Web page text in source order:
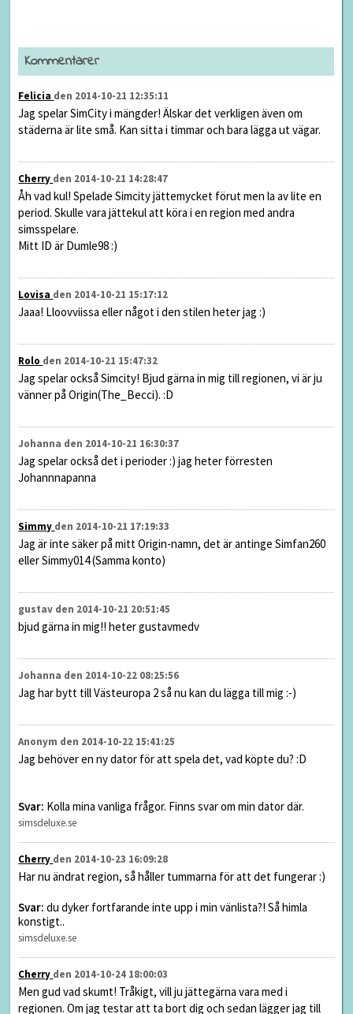
Kommentarer
Felicia den 2014-10-21 12:35:11
Jag spelar SimCity i mängder! Älskar det verkligen även om
städerna är lite små. Kan sitta i timmar och bara lägga ut vägar.
Cherry den 2014-10-21 14:28:47
Åh vad kul! Spelade Simcity jättemycket förut men la av lite en
period. Skulle vara jättekul att köra i en region med andra
simsspelare.
Mitt ID är Dumle98 :)
Lovisa den 2014-10-21 15:17:12
Jaaa! Lloovviissa eller något i den stilen heter jag :)
Rolo den 2014-10-21 15:47:32
Jag spelar också Simcity! Bjud gärna in mig till regionen, vi är ju
vänner på Origin(The_Becci). :D
Johanna den 2014-10-21 16:30:37
Jag spelar också det i perioder :) jag heter förresten
Johannnapanna
Simmy den 2014-10-21 17:19:33
Jag är inte säker på mitt Origin-namn, det är antinge Simfan260
eller Simmy014 (Samma konto)
gustav den 2014-10-21 20:51:45
bjud gärna in mig!! heter gustavmedv
Johanna den 2014-10-22 08:25:56
Jag har bytt till Västeuropa 2 så nu kan du lägga till mig :-)
Anonym den 2014-10-22 15:41:25
Jag behöver en ny dator för att spela det, vad köpte du? :D
Svar: Kolla mina vanliga frågor. Finns svar om min dator där.
simsdeluxe.se
Cherry den 2014-10-23 16:09:28
Har nu ändrat region, så håller tummarna för att det fungerar :)
Svar: du dyker fortfarande inte upp i min vänlista?! Så himla
konstigt..
simsdeluxe.se
Cherry den 2014-10-24 18:00:03
Men gud vad skumt! Tråkigt, vill ju jättegärna vara med i
regionen. Om jag testar att ta bort dig och sedan lägger jag till